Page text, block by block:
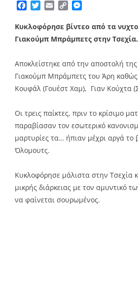
Facebook
TwitterEmailCopy
Κυκλοφόρησε βίντεο από τα
Γιακούμπ Μπράμπετς στην Τσεχία.
Αποκλείστηκε από την αποστολή της
Γιακούμπ Μπράμπετς του Άρη καθώς
Κουφάλ (Γουέστ Χαμ), Γιαν Κούχτα
Οι τρεις παίκτες, πριν το κρίσιμο
παραβίασαν τον εσωτερικό
μαρτυρίες τα… ήπιαν μέχρι αργά
Όλομουτς.
Κυκλοφόρησε μάλιστα στην Τσεχία
μικρής διάρκειας με τον αμυντικό
να φαίνεται σουρωμένος.